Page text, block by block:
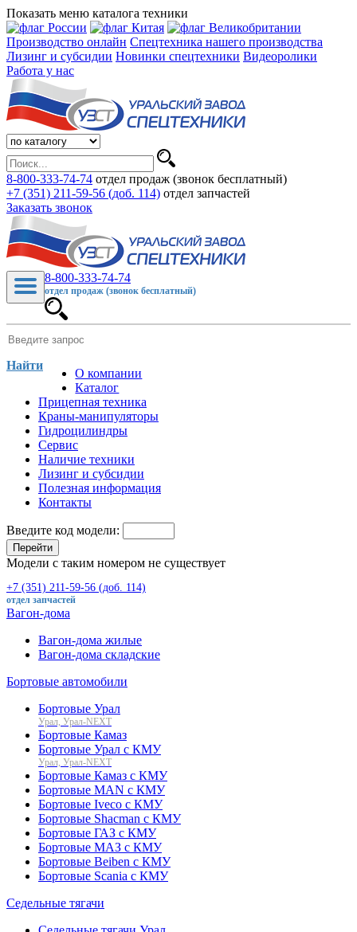
Показать меню каталога техники
Производство онлайн Спецтехника нашего производства
Лизинг и субсидии Новинки спецтехники Видеоролики
Работа у нас
8-800-333-74-74 отдел продаж (звонок бесплатный)
+7 (351) 211-59-56 (доб. 114) отдел запчастей
Заказать звонок
8-800-333-74-74
отдел продаж (звонок бесплатный)
Найти
О компании
Каталог
Прицепная техника
Краны-манипуляторы
Гидроцилиндры
Сервис
Наличие техники
Лизинг и субсидии
Полезная информация
Контакты
Введите код модели:
Перейти
Модели с таким номером не существует
+7 (351) 211-59-56 (доб. 114)
отдел запчастей
Вагон-дома
Вагон-дома жилые
Вагон-дома складские
Бортовые автомобили
Бортовые Урал
Урал, Урал-NEXT
Бортовые Камаз
Бортовые Урал с КМУ
Урал, Урал-NEXT
Бортовые Камаз с КМУ
Бортовые MAN с КМУ
Бортовые Iveco с КМУ
Бортовые Shacman с КМУ
Бортовые ГАЗ с КМУ
Бортовые МАЗ с КМУ
Бортовые Beiben с КМУ
Бортовые Scania с КМУ
Седельные тягачи